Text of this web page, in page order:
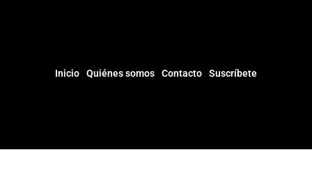
Inicio Quiénes somos Contacto Suscríbete